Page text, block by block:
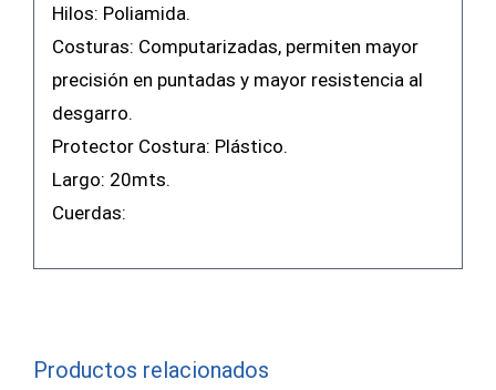
Hilos: Poliamida.
Costuras: Computarizadas, permiten mayor
precisión en puntadas y mayor resistencia al
desgarro.
Protector Costura: Plástico.
Largo: 20mts.
Cuerdas:
Productos relacionados